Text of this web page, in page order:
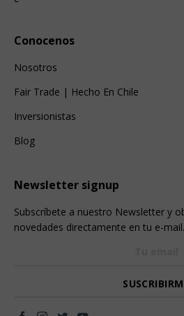
Conocenos
Nosotros
Fair Trade | Hecho En Chile
Inversionistas
Blog
Newsletter signup
Subscríbete a nuestro Newsletter y
novedades directamente en tu e-mail.